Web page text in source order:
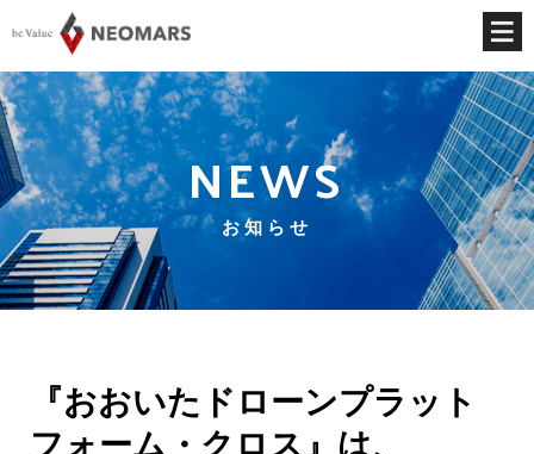
NEWS
お知らせ
『おおいたドローンプラット
フォーム・クロス』は、